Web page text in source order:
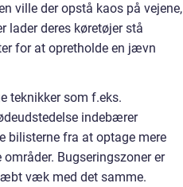
ville der opstå kaos på vejene,
lader deres køretøjer stå
for at opretholde en jævn
teknikker som f.eks.
indebærer
bilisterne fra at optage mere
Bugseringszoner er
væk med det samme.